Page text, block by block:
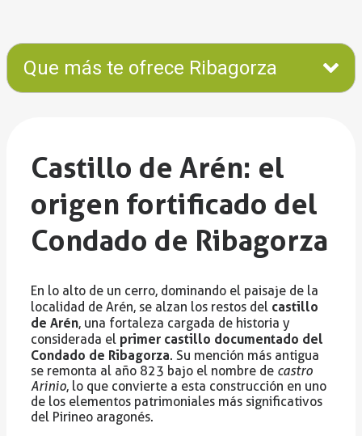
Que más te ofrece Ribagorza
Castillo de Arén: el
origen fortificado del
Condado de Ribagorza
En lo alto de un cerro, dominando el paisaje de la
localidad de Arén, se alzan los restos del castillo
de Arén, una fortaleza cargada de historia y
considerada el primer castillo documentado del
Condado de Ribagorza. Su mención más antigua
se remonta al año 823 bajo el nombre de castro
Arinio, lo que convierte a esta construcción en uno
de los elementos patrimoniales más significativos
del Pirineo aragonés.